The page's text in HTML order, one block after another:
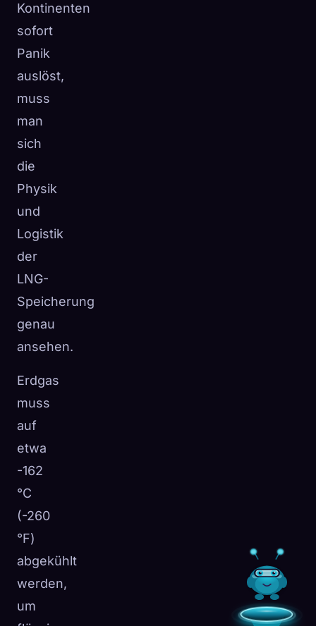
Kontinenten
sofort
Panik
auslöst,
muss
man
sich
die
Physik
und
Logistik
der
LNG-
Speicherung
genau
ansehen.
Erdgas
muss
auf
etwa
-162
°C
(-260
°F)
abgekühlt
werden,
um